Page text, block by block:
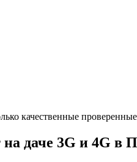
качественные
даче 3G и 4G в